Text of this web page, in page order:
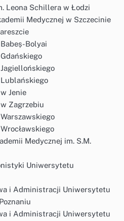
Leona Schillera w Łodzi
Medycznej w Szczecinie
Bolyai
Jenie
Zagrzebiu
Medycznej im. S.M.
Uniwersytetu
i Administracji Uniwersytetu
i Administracji Uniwersytetu